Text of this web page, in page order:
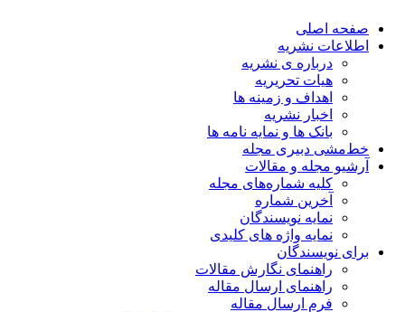
صفحه اصلی
اطلاعات نشریه
درباره ی نشریه
هیات تحریریه
اهداف و زمینه ها
اخبار نشریه
بانک ها و نمایه نامه ها
خط‌مشی دبیری مجله
آرشیو مجله و مقالات
کلیه شماره‌های مجله
آخرین شماره
نمایه نویسندگان
نمایه واژه های کلیدی
برای نویسندگان
راهنمای نگارش مقالات
راهنمای ارسال مقاله
فرم ارسال مقاله